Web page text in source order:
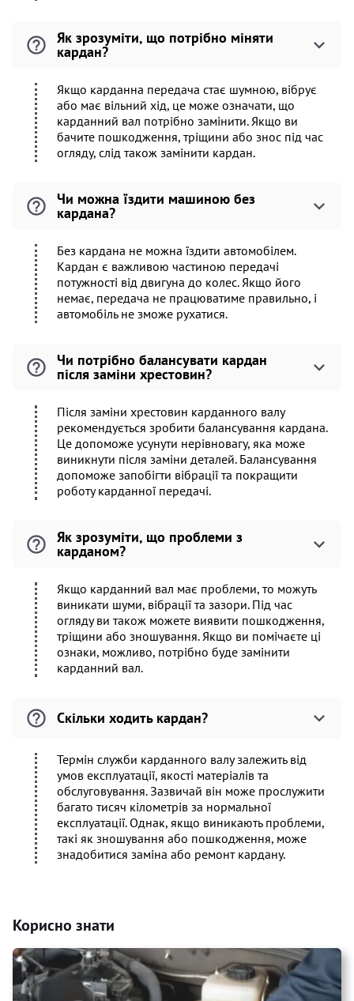
Як зрозуміти, що потрібно міняти
кардан?
Якщо карданна передача стає шумною, вібрує
або має вільний хід, це може означати, що
карданний вал потрібно замінити. Якщо ви
бачите пошкодження, тріщини або знос під час
огляду, слід також замінити кардан.
Чи можна їздити машиною без
кардана?
Без кардана не можна їздити автомобілем.
Кардан є важливою частиною передачі
потужності від двигуна до колес. Якщо його
немає, передача не працюватиме правильно, і
автомобіль не зможе рухатися.
Чи потрібно балансувати кардан
після заміни хрестовин?
Після заміни хрестовин карданного валу
рекомендується зробити балансування кардана.
Це допоможе усунути нерівновагу, яка може
виникнути після заміни деталей. Балансування
допоможе запобігти вібрації та покращити
роботу карданної передачі.
Як зрозуміти, що проблеми з
карданом?
Якщо карданний вал має проблеми, то можуть
виникати шуми, вібрації та зазори. Під час
огляду ви також можете виявити пошкодження,
тріщини або зношування. Якщо ви помічаєте ці
ознаки, можливо, потрібно буде замінити
карданний вал.
Скільки ходить кардан?
Термін служби карданного валу залежить від
умов експлуатації, якості матеріалів та
обслуговування. Зазвичай він може прослужити
багато тисяч кілометрів за нормальної
експлуатації. Однак, якщо виникають проблеми,
такі як зношування або пошкодження, може
знадобитися заміна або ремонт кардану.
Корисно знати